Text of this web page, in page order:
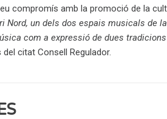
compromís amb la promoció de la
Nord, un dels dos espais musicals de
com a expressió de dues
del citat Consell Regulador.